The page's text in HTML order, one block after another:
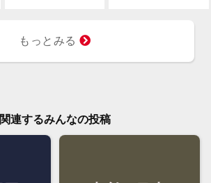
もっとみる
関連するみんなの投稿